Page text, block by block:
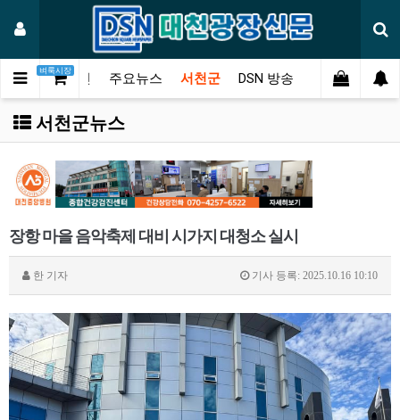
벼룩시장
메인 주요뉴스 서천군 DSN 방송 오피니언 연
서천군뉴스
장항 마을 음악축제 대비 시가지 대청소 실시
한 기자 기사 등록: 2025.10.16 10:10